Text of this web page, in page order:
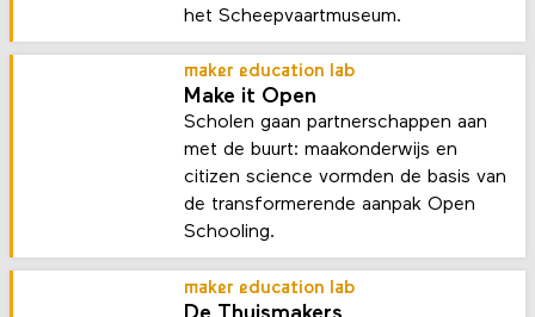
het Scheepvaartmuseum.
maker education lab
Make it Open
Scholen gaan partnerschappen aan
met de buurt: maakonderwijs en
citizen science vormden de basis van
de transformerende aanpak Open
Schooling.
maker education lab